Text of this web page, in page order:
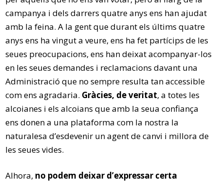
campanya i dels darrers quatre anys ens han ajudat
amb la feina. A la gent que durant els últims quatre
anys ens ha vingut a veure, ens ha fet partícips de les
seues preocupacions, ens han deixat acompanyar-los
en les seues demandes i reclamacions davant una
Administració que no sempre resulta tan accessible
com ens agradaria. Gràcies, de veritat, a totes les
alcoianes i els alcoians que amb la seua confiança
ens donen a una plataforma com la nostra la
naturalesa d’esdevenir un agent de canvi i millora de
les seues vides.
Alhora, no podem deixar d’expressar certa